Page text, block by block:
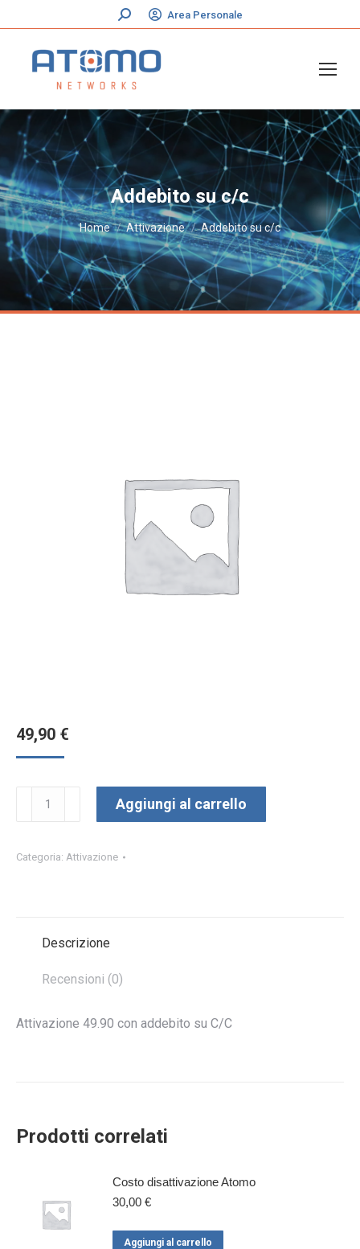
Cerca: Area Personale
Addebito su c/c
Tu sei qui:
Home Attivazione Addebito su c/c
49,90 €
Addebito
quantità
Aggiungi al carrello
Categoria: Attivazione
Descrizione
Recensioni (0)
Attivazione 49.90 con addebito su C/C
Prodotti correlati
Costo disattivazione Atomo
30,00 €
Aggiungi al carrello